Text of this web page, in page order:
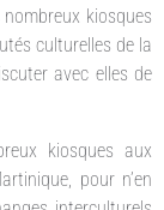
kiosques
culturelles de la
avec elles de
kiosques aux
pour n’en